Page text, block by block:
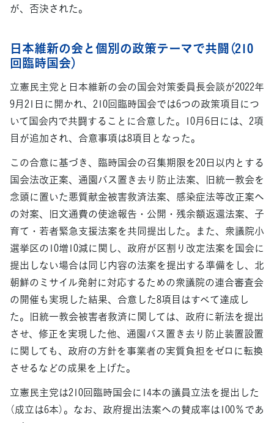
が、否決された。
日本維新の会と個別の政策テーマで共闘（210
回臨時国会）
立憲民主党と日本維新の会の国会対策委員長会談が2022年
9月21日に開かれ、210回臨時国会では6つの政策項目につ
いて国会内で共闘することに合意した。10月6日には、2項
目が追加され、合意事項は8項目となった。
この合意に基づき、臨時国会の召集期限を20日以内とする
国会法改正案、通園バス置き去り防止法案、旧統一教会を
念頭に置いた悪質献金被害救済法案、感染症法等改正案へ
の対案、旧文通費の使途報告・公開・残余額返還法案、子
育て・若者緊急支援法案を共同提出した。また、衆議院小
選挙区の10増10減に関し、政府が区割り改定法案を国会に
提出しない場合は同じ内容の法案を提出する準備をし、北
朝鮮のミサイル発射に対応するための衆議院の連合審査会
の開催も実現した結果、合意した8項目はすべて達成し
た。旧統一教会被害者救済に関しては、政府に新法を提出
させ、修正を実現した他、通園バス置き去り防止装置設置
に関しても、政府の方針を事業者の実質負担をゼロに転換
させるなどの成果を上げた。
立憲民主党は210回臨時国会に14本の議員立法を提出した
（成立は6本）。なお、政府提出法案への賛成率は100％であ